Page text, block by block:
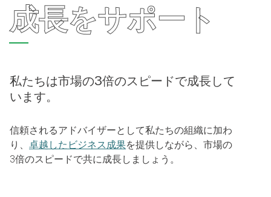
成長をサポート
私たちは市場の3倍のスピードで成長して
います。
信頼されるアドバイザーとして私たちの組織に加わ
り、 卓越したビジネス成果を提供しながら、市場の
3倍のスピードで共に成長しましょう。